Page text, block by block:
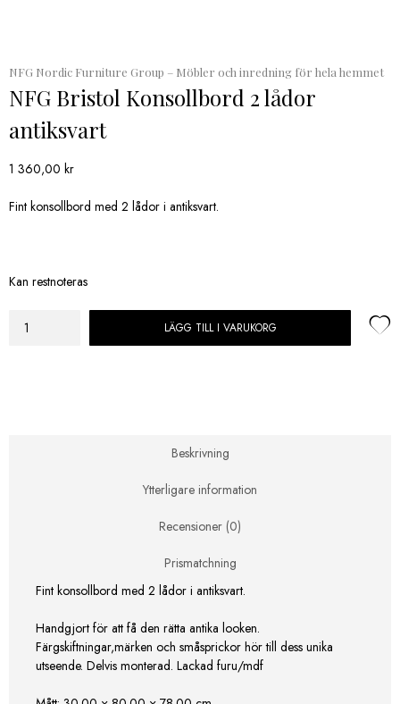
NFG Nordic Furniture Group – Möbler och inredning för hela hemmet
NFG Bristol Konsollbord 2 lådor
antiksvart
1 360,00 kr
Fint konsollbord med 2 lådor i antiksvart.
Kan restnoteras
NFG
LÄGG TILL I VARUKORG
Beskrivning
Ytterligare information
Recensioner (0)
Prismatchning
Fint konsollbord med 2 lådor i antiksvart.
Handgjort för att få den rätta antika looken.
Färgskiftningar,märken och småsprickor hör till dess unika
utseende. Delvis monterad. Lackad furu/mdf